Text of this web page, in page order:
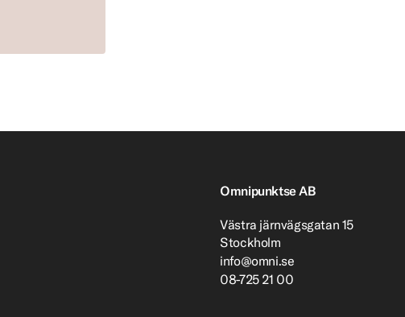
Omnipunktse AB
Västra järnvägsgatan 15
Stockholm
info@omni.se
08-725 21 00